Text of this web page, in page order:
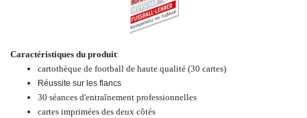
Caractéristiques du produit:
cartothèque de football de haute qualité (30 cartes)
Réussite sur les flancs
30 séances d'entraînement professionnelles
cartes imprimées des deux côtés